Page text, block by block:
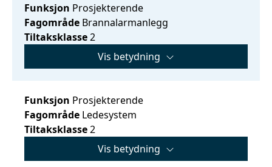
Funksjon Prosjekterende
Fagområde Brannalarmanlegg
Tiltaksklasse2
Vis betydning
Funksjon Prosjekterende
Fagområde Ledesystem
Tiltaksklasse2
Vis betydning